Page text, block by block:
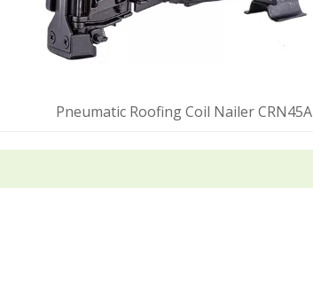
Pneumatic Roofing Coil Nailer CRN45A